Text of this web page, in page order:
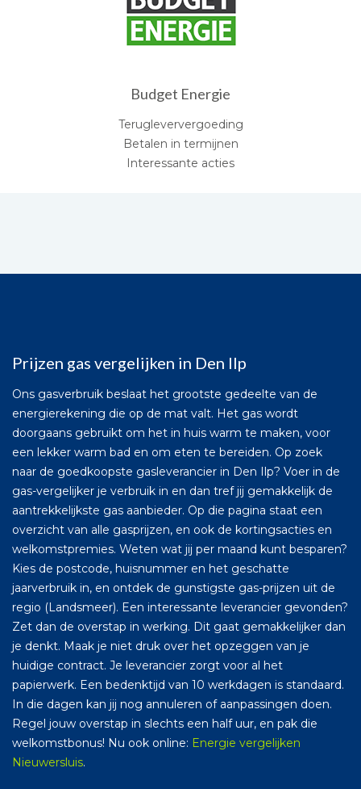
Budget Energie
Terugleververgoeding
Betalen in termijnen
Interessante acties
Prijzen gas vergelijken in Den Ilp
Ons gasverbruik beslaat het grootste gedeelte van de
energierekening die op de mat valt. Het gas wordt
doorgaans gebruikt om het in huis warm te maken, voor
een lekker warm bad en om eten te bereiden. Op zoek
naar de goedkoopste gasleverancier in Den Ilp? Voer in de
gas-vergelijker je verbruik in en dan tref jij gemakkelijk de
aantrekkelijkste gas aanbieder. Op die pagina staat een
overzicht van alle gasprijzen, en ook de kortingsacties en
welkomstpremies. Weten wat jij per maand kunt besparen?
Kies de postcode, huisnummer en het geschatte
jaarverbruik in, en ontdek de gunstigste gas-prijzen uit de
regio (Landsmeer). Een interessante leverancier gevonden?
Zet dan de overstap in werking. Dit gaat gemakkelijker dan
je denkt. Maak je niet druk over het opzeggen van je
huidige contract. Je leverancier zorgt voor al het
papierwerk. Een bedenktijd van 10 werkdagen is standaard.
In die dagen kan jij nog annuleren of aanpassingen doen.
Regel jouw overstap in slechts een half uur, en pak die
welkomstbonus! Nu ook online: Energie vergelijken
Nieuwersluis.